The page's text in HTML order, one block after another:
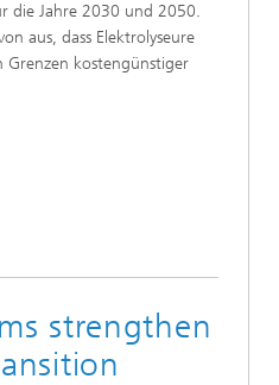
die Jahre 2030 und 2050.
aus, dass Elektrolyseure
Grenzen kostengünstiger
strengthen